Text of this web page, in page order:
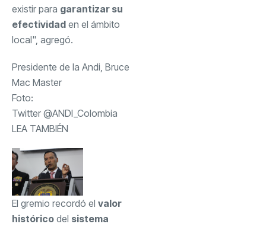
existir para garantizar su
efectividad en el ámbito
local", agregó.
Presidente de la Andi, Bruce
Mac Master
Foto:
Twitter @ANDI_Colombia
LEA TAMBIÉN
El gremio recordó el valor
histórico del sistema